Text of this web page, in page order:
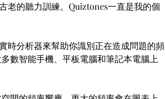
老的聽力訓練。Quiztones一直是我的個
時分析器來幫助你識別正在造成問題的頻
數智能手機、平板電腦和筆記本電腦上